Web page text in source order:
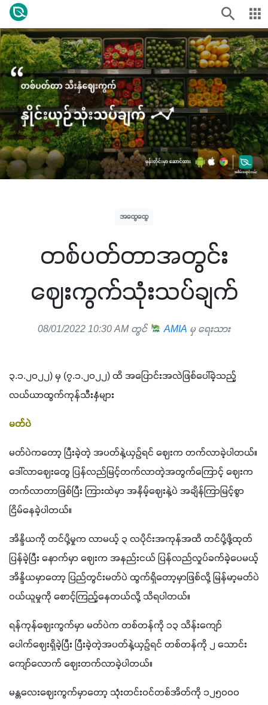
အထွေထွေ
တစ်ပတ်တာအတွင်း
ဈေးကွက်သုံးသပ်ချက်
08/01/2022 10:30 AM တွင် AMIA မှ ရေးသား
၃.၁.၂၀၂၂) မှ (၇.၁.၂၀၂၂) ထိ အပြောင်းအလဲဖြစ်ပေါ်ခဲ့သည့်
လယ်ယာထွက်ကုန်သီးနှံများ
မတ်ပဲ
မတ်ပဲကတော့ ပြီးခဲ့တဲ့ အပတ်နဲ့ယှဉ်ရင် ဈေးက တက်လာခဲ့ပါတယ်။
ဒေါ်လာဈေးတွေ ပြန်လည်မြင့်တက်လာတဲ့အတွက်ကြောင့် ဈေးက
တက်လာတာဖြစ်ပြီး ကြားထဲမှာ အနိမ့်ဈေးနဲ့ပဲ အချိန်ကြာမြင့်စွာ
ငြိမ်နေခဲ့ပါတယ်။
အိန္ဒိယကို တင်ပို့မှုက လာမယ့် ၃ လပိုင်းအကုန်အထိ တင်ပို့ဖို့ထုတ်
ပြန်ခဲ့ပြီး နောက်မှာ ဈေးက အနည်းငယ် ပြန်လည်လှုပ်ခက်ခဲ့ပေမယ့်
အိန္ဒိယမှာတော့ ပြည်တွင်းမတ်ပဲ ထွက်ရှိတော့မှာဖြစ်လို့ မြန်မာ့မတ်ပဲ
ဝယ်ယူမှုကို စောင့်ကြည့်နေတယ်လို့ သိရပါတယ်။
ရန်ကုန်ဈေးကွက်မှာ မတ်ပဲက တစ်တန်ကို ၁၃ သိန်းကျော်
ပေါက်ဈေးရှိခဲ့ပြီး ပြီးခဲ့တဲ့အပတ်နဲ့ယှဉ်ရင် တစ်တန်ကို ၂ သောင်း
ကျော်လောက် ဈေးတက်လာခဲ့ပါတယ်။
မန္တလေးဈေးကွက်မှာတော့ သုံးတင်းဝင်တစ်အိတ်ကို ၁၂၅၀၀၀